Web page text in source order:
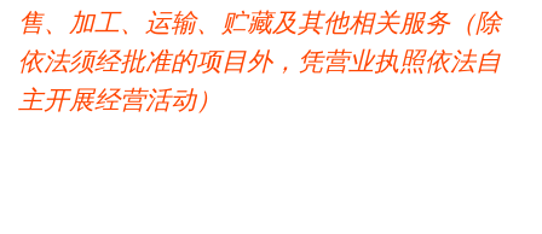
售、加工、运输、贮藏及其他相关服务（除
依法须经批准的项目外，凭营业执照依法自
主开展经营活动）